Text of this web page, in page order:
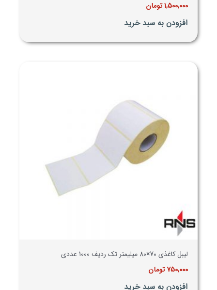
1,500,000تومان
افزودن به سبد خرید
لیبل کاغذی 70×80 میلیمتر تک ردیف 1000 عددی
750,000تومان
افزودن به سبد خرید